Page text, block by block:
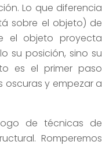
Lo que diferencia
sobre el objeto) de
el objeto proyecta
su posición, sino su
es el primer paso
oscuras y empezar a
de técnicas de
Romperemos